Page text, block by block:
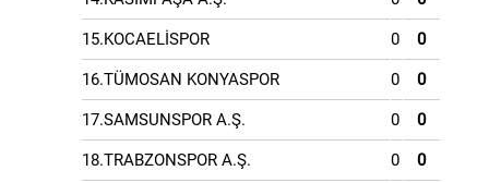
15.KOCAELİSPOR 0 0
16.TÜMOSAN KONYASPOR 0 0
17.SAMSUNSPOR A.Ş. 0 0
18.TRABZONSPOR A.Ş. 0 0